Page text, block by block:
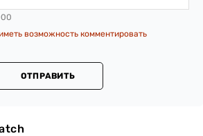
возможность комментировать
ОТПРАВИТЬ